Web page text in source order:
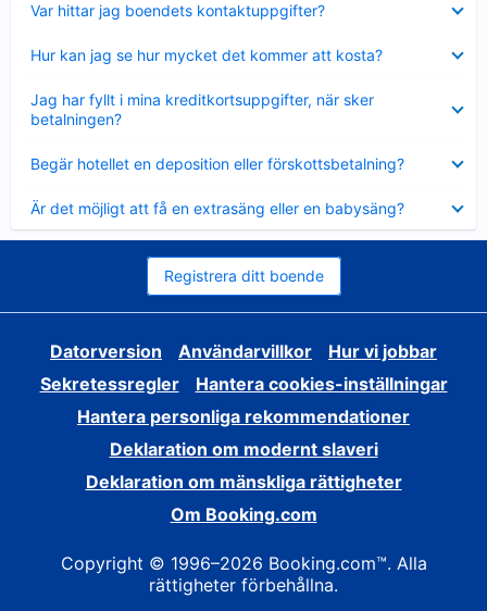
Var hittar jag boendets kontaktuppgifter?
mindre
Hur kan jag se hur mycket det kommer att kosta?
mindre
Jag har fyllt i mina kreditkortsuppgifter, när sker
betalningen?
mindre
Begär hotellet en deposition eller förskottsbetalning?
mindre
Är det möjligt att få en extrasäng eller en babysäng?
mindre
Registrera ditt boende
Datorversion Användarvillkor
Hur vi jobbar
Sekretessregler
Hantera cookies-inställningar
Hantera personliga rekommendationer
Deklaration om modernt slaveri
Deklaration om mänskliga rättigheter
Om Booking.com
Copyright © 1996–2026 Booking.com™. Alla
rättigheter förbehållna.